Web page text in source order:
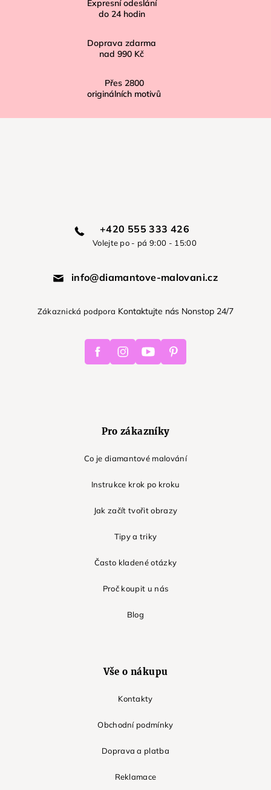
Expresní odeslání
do 24 hodin
Doprava zdarma
nad 990 Kč
Přes 2800
originálních motivů
+420 555 333 426
Volejte po - pá 9:00 - 15:00
info@diamantove-malovani.cz
Zákaznická podpora Kontaktujte nás Nonstop 24/7
FacebookInstagramYoutube Pinterest
Pro zákazníky
Co je diamantové malování
Instrukce krok po kroku
Jak začít tvořit obrazy
Tipy a triky
Často kladené otázky
Proč koupit u nás
Blog
Vše o nákupu
Kontakty
Obchodní podmínky
Doprava a platba
Reklamace